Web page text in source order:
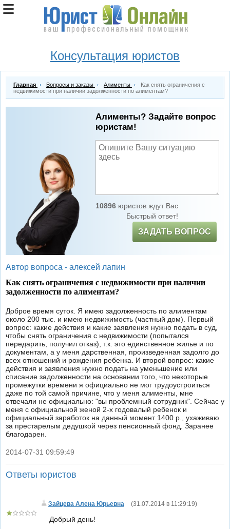
Консультация юристов
Главная Вопросы и заказы Алименты
Как снять ограничения с
недвижимости при наличии задолженности по алиментам?
Алименты? Задайте вопрос
юристам!
10896юристов ждут Вас
Быстрый ответ!
ЗАДАТЬ ВОПРОС
Автор вопроса - алексей лапин
Как снять ограничения с недвижимости при наличии
задолженности по алиментам?
Доброе время суток. Я имею задолженность по алиментам
около 200 тыс. и имею недвижимость (частный дом). Первый
вопрос: какие действия и какие заявления нужно подать в суд,
чтобы снять ограничения с недвижимости (попытался
передарить, получил отказ), т.к. это единственное жилье и по
документам, а у меня дарственная, произведенная задолго до
всех отношений и рождения ребенка. И второй вопрос: какие
действия и заявления нужно подать на уменьшение или
списание задолженности на основании того, что некоторые
промежутки времени я официально не мог трудоустроиться
даже по той самой причине, что у меня алименты, мне
отвечали не официально: "вы проблемный сотрудник". Сейчас у
меня с официальной женой 2-х годовалый ребенок и
официальный заработок на данный момент 1400 р., ухаживаю
за престарелым дедушкой через пенсионный фонд. Заранее
благодарен.
|
2014-07-31 09:59:49
Ответы юристов
Зайцева Алена Юрьевна (31.07.2014 в 11:29:19)
Добрый день!